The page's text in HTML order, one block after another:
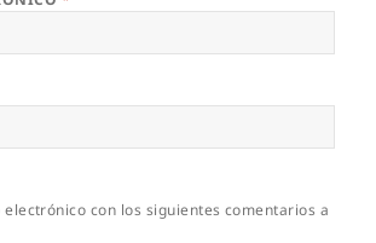
con los siguientes comentarios a